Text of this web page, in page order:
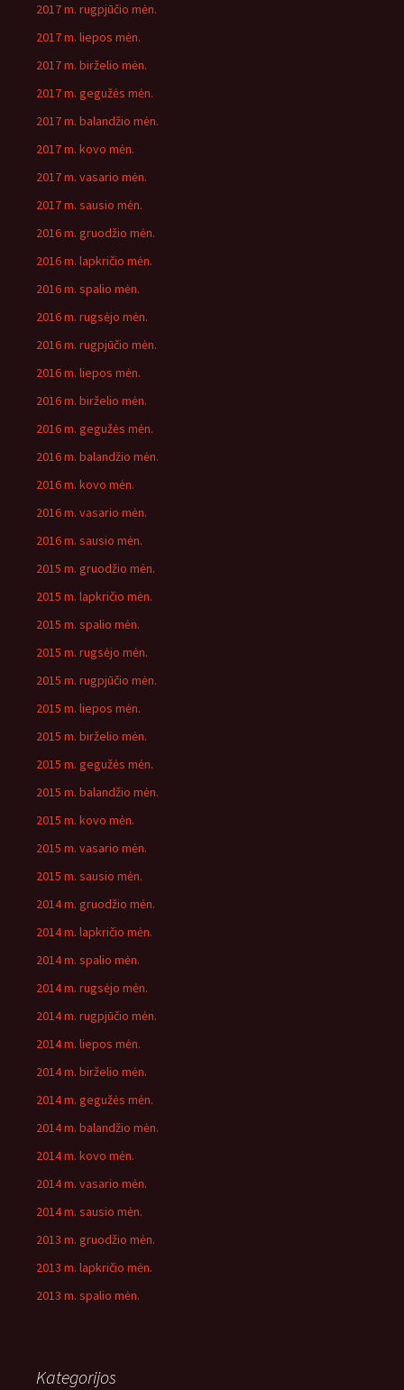
2017 m. rugpjūčio mėn.
2017 m. liepos mėn.
2017 m. birželio mėn.
2017 m. gegužės mėn.
2017 m. balandžio mėn.
2017 m. kovo mėn.
2017 m. vasario mėn.
2017 m. sausio mėn.
2016 m. gruodžio mėn.
2016 m. lapkričio mėn.
2016 m. spalio mėn.
2016 m. rugsėjo mėn.
2016 m. rugpjūčio mėn.
2016 m. liepos mėn.
2016 m. birželio mėn.
2016 m. gegužės mėn.
2016 m. balandžio mėn.
2016 m. kovo mėn.
2016 m. vasario mėn.
2016 m. sausio mėn.
2015 m. gruodžio mėn.
2015 m. lapkričio mėn.
2015 m. spalio mėn.
2015 m. rugsėjo mėn.
2015 m. rugpjūčio mėn.
2015 m. liepos mėn.
2015 m. birželio mėn.
2015 m. gegužės mėn.
2015 m. balandžio mėn.
2015 m. kovo mėn.
2015 m. vasario mėn.
2015 m. sausio mėn.
2014 m. gruodžio mėn.
2014 m. lapkričio mėn.
2014 m. spalio mėn.
2014 m. rugsėjo mėn.
2014 m. rugpjūčio mėn.
2014 m. liepos mėn.
2014 m. birželio mėn.
2014 m. gegužės mėn.
2014 m. balandžio mėn.
2014 m. kovo mėn.
2014 m. vasario mėn.
2014 m. sausio mėn.
2013 m. gruodžio mėn.
2013 m. lapkričio mėn.
2013 m. spalio mėn.
Kategorijos